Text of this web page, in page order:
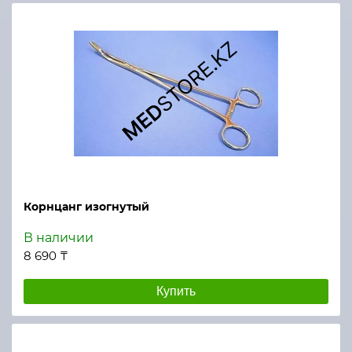
Корнцанг изогнутый
В наличии
8 690 ₸
Купить